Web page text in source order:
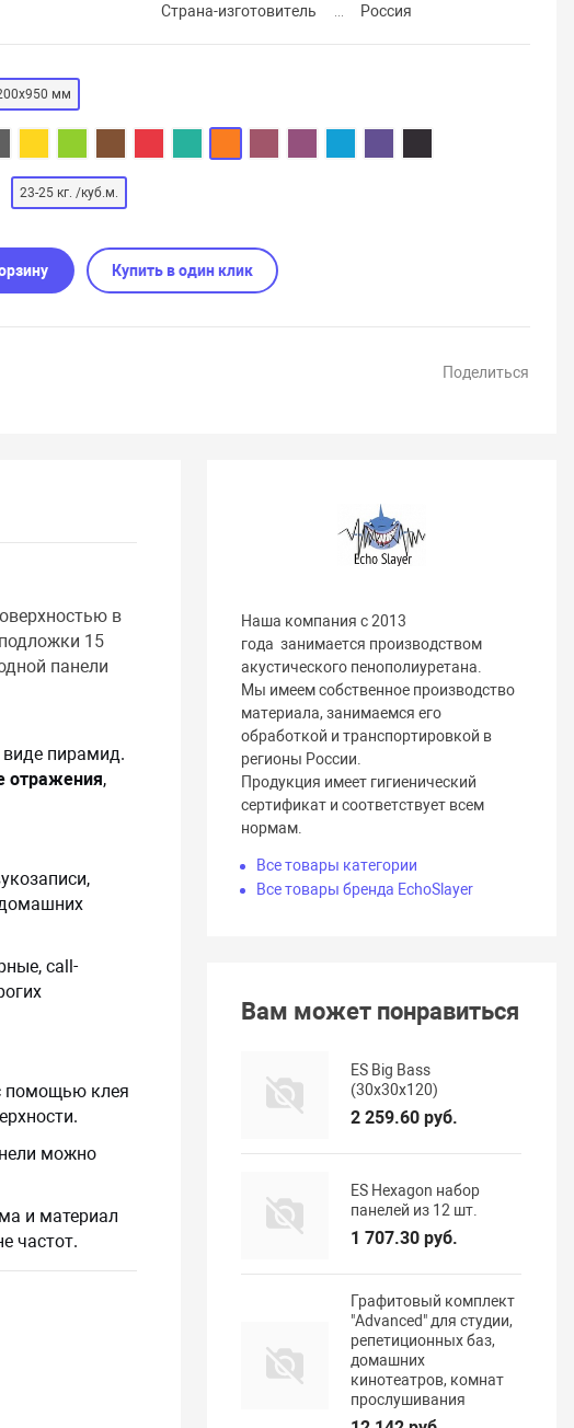
Страна-изготовитель
Россия
мм
23-25 кг. /куб.м.
Купить в один клик
Поделиться
в
15
панели
виде пирамид.
отражения,
call-
помощью клея
можно
и материал
частот.
Наша компания с 2013
года занимается производством
акустического пенополиуретана.
Мы имеем собственное производство
материала, занимаемся его
обработкой и транспортировкой в
регионы России.
Продукция имеет гигиенический
сертификат и соответствует всем
нормам.
Все товары категории
Все товары бренда EchoSlayer
Вам может понравиться
ES Big Bass
(30x30x120)
2 259.60 руб.
ES Hexagon набор
панелей из 12 шт.
1 707.30 руб.
Графитовый комплект
"Advanced" для студии,
репетиционных баз,
домашних
кинотеатров, комнат
прослушивания